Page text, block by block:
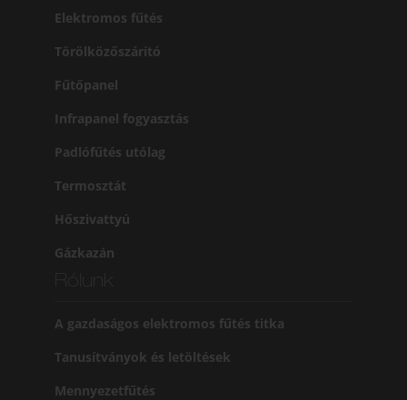
Elektromos fűtés
Törölközőszárító
Fűtőpanel
Infrapanel fogyasztás
Padlófűtés utólag
Termosztát
Hőszivattyú
Gázkazán
A gazdaságos elektromos fűtés titka
Tanusítványok és letöltések
Mennyezetfűtés